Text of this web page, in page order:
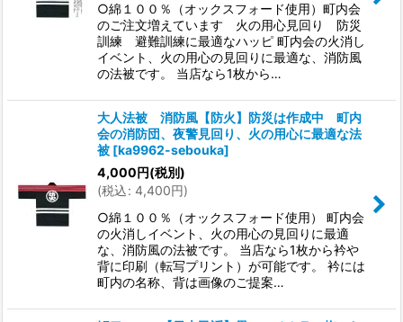
○綿１００％（オックスフォード使用）町内会
のご注文増えています 火の用心見回り 防災
訓練 避難訓練に最適なハッピ 町内会の火消し
イベント、火の用心の見回りに最適な、消防風
の法被です。 当店なら1枚から…
大人法被 消防風【防火】防災は作成中 町内
会の消防団、夜警見回り、火の用心に最適な法
被 [ka9962-sebouka]
4,000円(税別)
(税込: 4,400円)
○綿１００％（オックスフォード使用） 町内会
の火消しイベント、火の用心の見回りに最適
な、消防風の法被です。 当店なら1枚から衿や
背に印刷（転写プリント）が可能です。 衿には
町内の名称、背は画像のご提案…